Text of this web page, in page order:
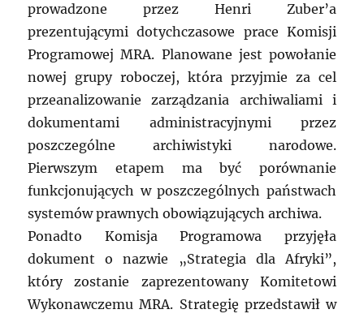
prowadzone przez Henri Zuber’a
prezentującymi dotychczasowe prace Komisji
Programowej MRA. Planowane jest powołanie
nowej grupy roboczej, która przyjmie za cel
przeanalizowanie zarządzania archiwaliami i
dokumentami administracyjnymi przez
poszczególne archiwistyki narodowe.
Pierwszym etapem ma być porównanie
funkcjonujących w poszczególnych państwach
systemów prawnych obowiązujących archiwa.
Ponadto Komisja Programowa przyjęła
dokument o nazwie „Strategia dla Afryki”,
który zostanie zaprezentowany Komitetowi
Wykonawczemu MRA. Strategię przedstawił w